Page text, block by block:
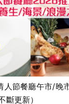
節餐廳午市/晚
更新）